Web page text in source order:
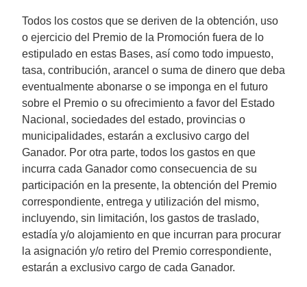
Todos los costos que se deriven de la obtención, uso
o ejercicio del Premio de la Promoción fuera de lo
estipulado en estas Bases, así como todo impuesto,
tasa, contribución, arancel o suma de dinero que deba
eventualmente abonarse o se imponga en el futuro
sobre el Premio o su ofrecimiento a favor del Estado
Nacional, sociedades del estado, provincias o
municipalidades, estarán a exclusivo cargo del
Ganador. Por otra parte, todos los gastos en que
incurra cada Ganador como consecuencia de su
participación en la presente, la obtención del Premio
correspondiente, entrega y utilización del mismo,
incluyendo, sin limitación, los gastos de traslado,
estadía y/o alojamiento en que incurran para procurar
la asignación y/o retiro del Premio correspondiente,
estarán a exclusivo cargo de cada Ganador.